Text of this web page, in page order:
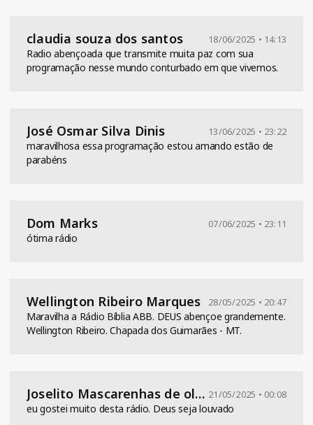
claudia souza dos santos 18/06/2025 • 14:13
Radio abençoada que transmite muita paz com sua
programação nesse mundo conturbado em que vivemos.
José Osmar Silva Dinis 13/06/2025 • 23:22
maravilhosa essa programação estou amando estão de
parabéns
Dom Marks 07/06/2025 • 23:11
ótima rádio
Wellington Ribeiro Marques 28/05/2025 • 20:47
Maravilha a Rádio Bíblia ABB. DEUS abençoe grandemente.
Wellington Ribeiro. Chapada dos Guimarães - MT.
Joselito Mascarenhas de oliveira 21/05/2025 • 00:08
eu gostei muito desta rádio. Deus seja louvado